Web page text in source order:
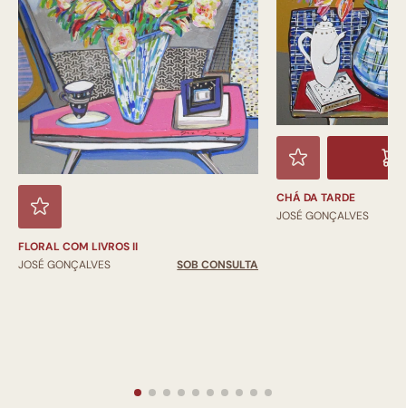
FLORAL COM LIVROS II
JOSÉ GONÇALVES
SOB CONSULTA
CHÁ DA TARDE
JOSÉ GONÇALVES